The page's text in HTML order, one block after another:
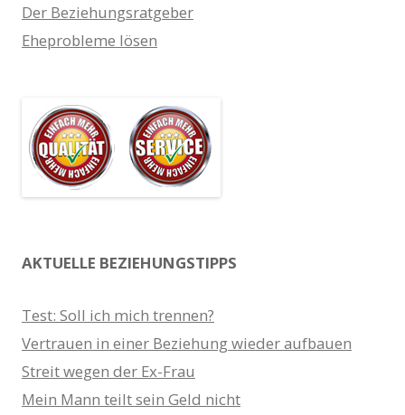
Der Beziehungsratgeber
Eheprobleme lösen
AKTUELLE BEZIEHUNGSTIPPS
Test: Soll ich mich trennen?
Vertrauen in einer Beziehung wieder aufbauen
Streit wegen der Ex-Frau
Mein Mann teilt sein Geld nicht